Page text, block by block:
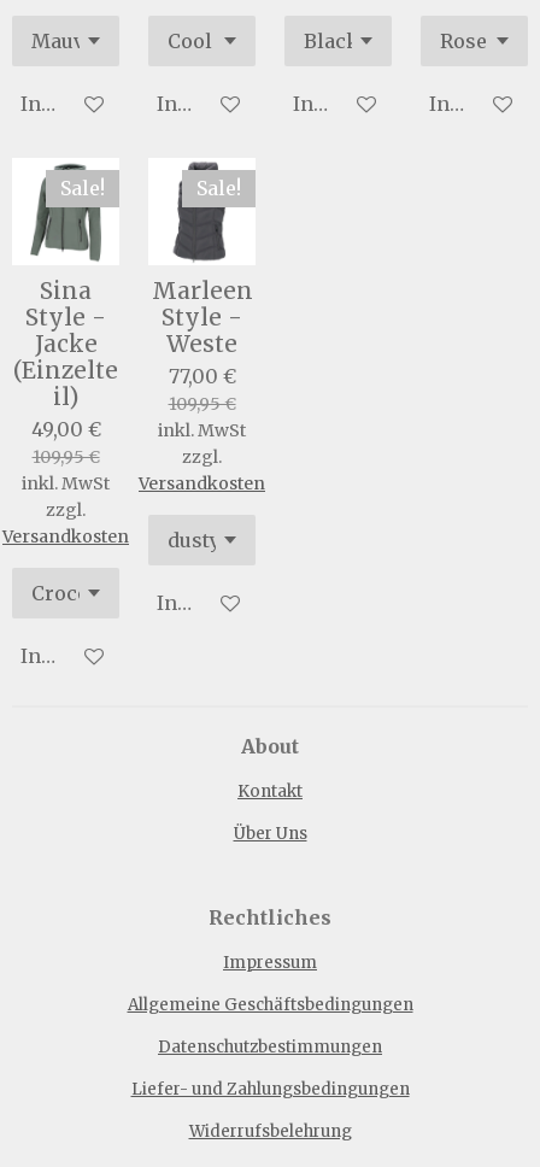
In den WarenkorbIn den WarenkorbIn den Warenkorb
In den
Sale!
Sina
Style -
Jacke
(Einzelte
il)
49,00 €
109,95 €
inkl. MwSt
zzgl.
Versandkosten
In den Warenkorb
Sale!
Marleen
Style -
Weste
77,00 €
109,95 €
inkl. MwSt
zzgl.
Versandkosten
In den Warenkorb
About
Kontakt
Über Uns
Rechtliches
Impressum
Allgemeine Geschäftsbedingungen
Datenschutzbestimmungen
Liefer- und Zahlungsbedingungen
Widerrufsbelehrung